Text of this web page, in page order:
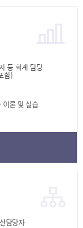
등 회계 담당
함)
이론 및 실습
담당자